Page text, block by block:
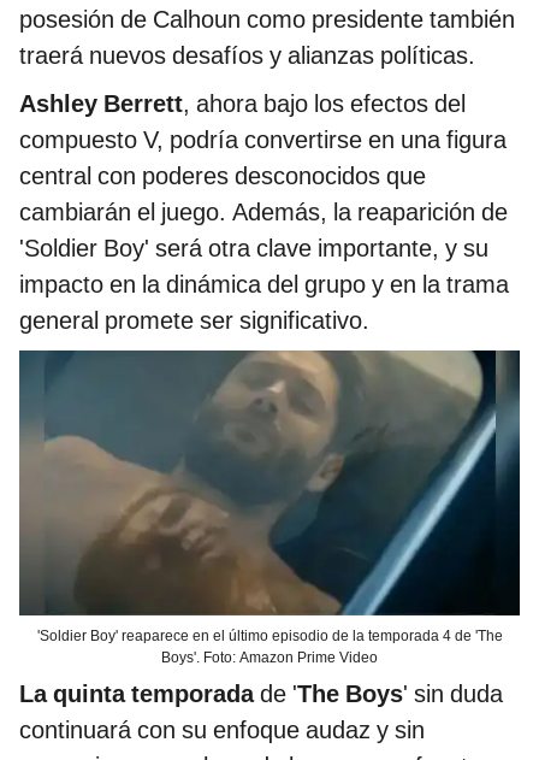
posesión de Calhoun como presidente también
traerá nuevos desafíos y alianzas políticas.
Ashley Berrett, ahora bajo los efectos del
compuesto V, podría convertirse en una figura
central con poderes desconocidos que
cambiarán el juego. Además, la reaparición de
'Soldier Boy' será otra clave importante, y su
impacto en la dinámica del grupo y en la trama
general promete ser significativo.
'Soldier Boy' reaparece en el último episodio de la temporada 4 de 'The
Boys'. Foto: Amazon Prime Video
La quinta temporadade 'The Boys' sin duda
continuará con su enfoque audaz y sin